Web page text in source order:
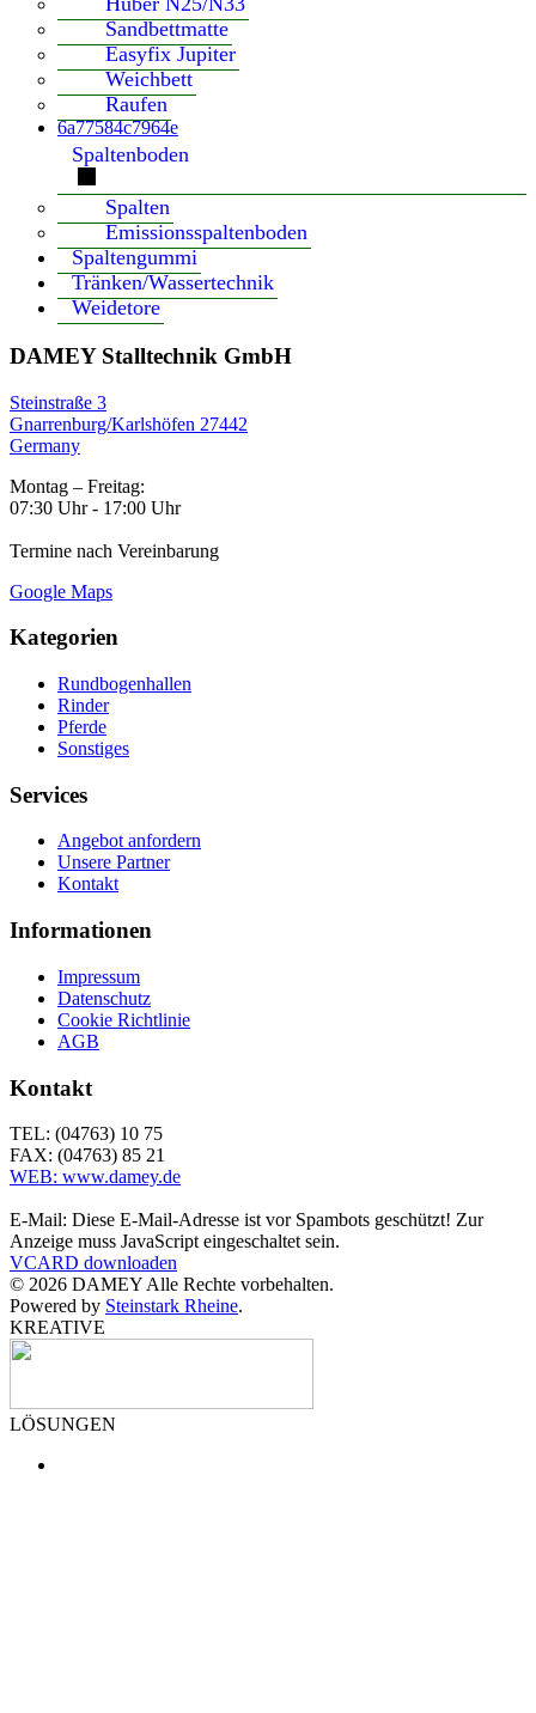
Sandbettmatte
Easyfix Jupiter
Weichbett
Raufen
6a77584c7964e
Spaltenboden
Spalten
Emissionsspaltenboden
Spaltengummi
Tränken/Wassertechnik
Weidetore
DAMEY Stalltechnik GmbH
Steinstraße 3
Gnarrenburg/Karlshöfen 27442
Germany
Montag – Freitag:
07:30 Uhr - 17:00 Uhr
Termine nach Vereinbarung
Google Maps
Kategorien
Rundbogenhallen
Rinder
Pferde
Sonstiges
Services
Angebot anfordern
Unsere Partner
Kontakt
Informationen
Impressum
Datenschutz
Cookie Richtlinie
AGB
Kontakt
TEL: (04763) 10 75
FAX: (04763) 85 21
WEB: www.damey.de
E-Mail: Diese E-Mail-Adresse ist vor Spambots geschützt! Zur
Anzeige muss JavaScript eingeschaltet sein.
VCARD downloaden
© 2026 DAMEY Alle Rechte vorbehalten.
Powered by Steinstark Rheine.
KREATIVE
LÖSUNGEN